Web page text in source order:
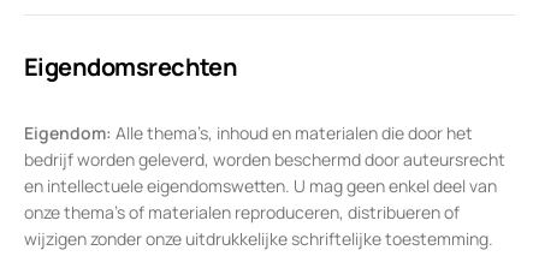
Eigendomsrechten
Eigendom: Alle thema’s, inhoud en materialen die door het
bedrijf worden geleverd, worden beschermd door auteursrecht
en intellectuele eigendomswetten. U mag geen enkel deel van
onze thema’s of materialen reproduceren, distribueren of
wijzigen zonder onze uitdrukkelijke schriftelijke toestemming.